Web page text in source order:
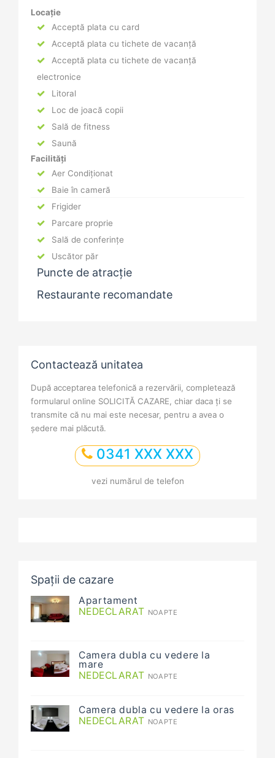
Locație
Acceptă plata cu card
Acceptă plata cu tichete de vacanță
Acceptă plata cu tichete de vacanță
electronice
Litoral
Loc de joacă copii
Sală de fitness
Saună
Facilități
Aer Condiționat
Baie în cameră
Frigider
Parcare proprie
Sală de conferințe
Uscător păr
Puncte de atracție
Restaurante recomandate
Contactează unitatea
După acceptarea telefonică a rezervării, completează
formularul online SOLICITĂ CAZARE, chiar daca ți se
transmite că nu mai este necesar, pentru a avea o
ședere mai plăcută.
0341 XXX XXX
vezi numărul de telefon
Spații de cazare
Apartament
NEDECLARAT NOAPTE
Camera dubla cu vedere la
mare
NEDECLARAT NOAPTE
Camera dubla cu vedere la oras
NEDECLARAT NOAPTE